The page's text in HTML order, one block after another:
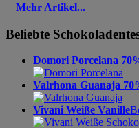
Mehr Artikel...
Beliebte
Domori Porcelana
Valrhona Guanaja
Vivani Weiße Vanille